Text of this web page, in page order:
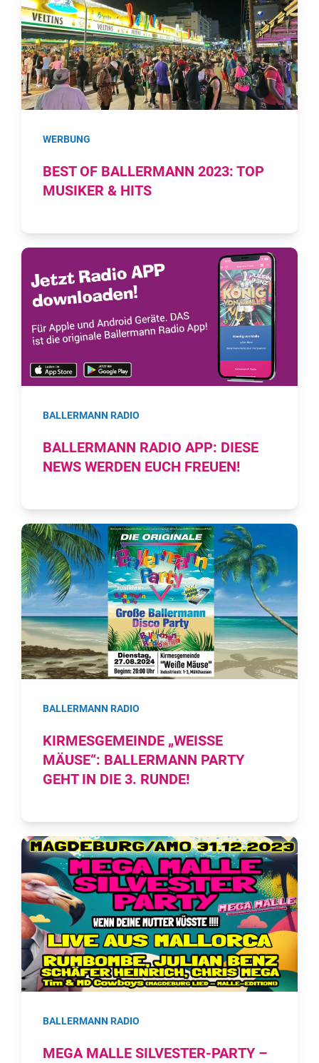
WERBUNG
BEST OF BALLERMANN 2023: TOP
MUSIKER & HITS
BALLERMANN RADIO
BALLERMANN RADIO APP: DIESE
NEWS WERDEN EUCH FREUEN!
BALLERMANN RADIO
KIRMESGEMEINDE „WEISSE M
ÄUSE“: BALLERMANN PARTY G
EHT IN DIE 3. RUNDE!
BALLERMANN RADIO
MEGA MALLE SILVESTER-PARTY –